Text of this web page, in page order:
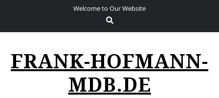
Welcome to Our Website
FRANK-HOFMANN-
MDB.DE